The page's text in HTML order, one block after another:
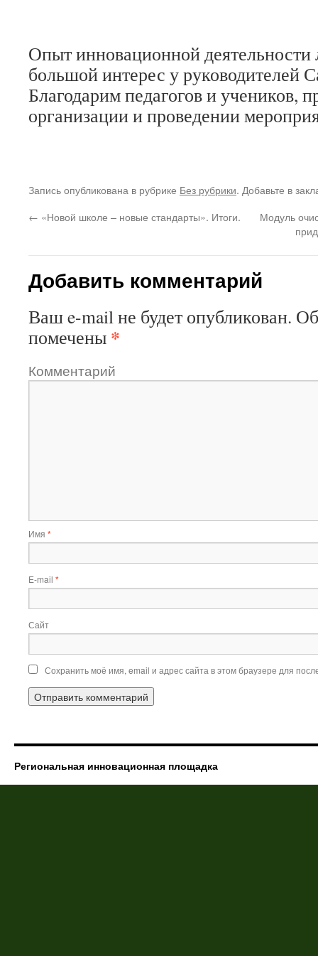
Опыт инновационной деятельности
большой интерес у руководителей
Благодарим педагогов и учеников,
организации и проведении
Запись опубликована в рубрике Без рубрики. Добавьте в
← «Новой школе – новые стандарты». Итоги.
Модуль
Добавить комментарий
Ваш e-mail не будет опубликован.
помечены *
Комментарий
Имя *
E-mail *
Сайт
Сохранить моё имя, email и адрес сайта в этом браузере для
Региональная инновационная площадка